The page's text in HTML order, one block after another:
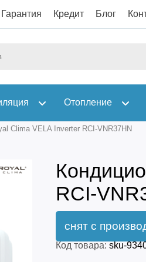
Гарантия Кредит Блог
Отопление
Clima VELA Inverter RCI-VNR37HN
RCI-
Код товара: sku-